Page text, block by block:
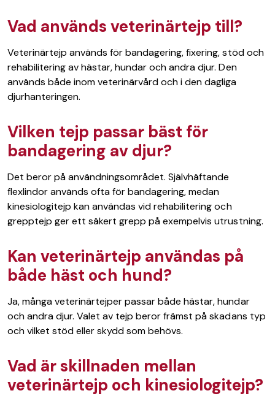
Vad används veterinärtejp till?
Veterinärtejp används för bandagering, fixering, stöd och
rehabilitering av hästar, hundar och andra djur. Den
används både inom veterinärvård och i den dagliga
djurhanteringen.
Vilken tejp passar bäst för
bandagering av djur?
Det beror på användningsområdet. Självhäftande
flexlindor används ofta för bandagering, medan
kinesiologitejp kan användas vid rehabilitering och
grepptejp ger ett säkert grepp på exempelvis utrustning.
Kan veterinärtejp användas på
både häst och hund?
Ja, många veterinärtejper passar både hästar, hundar
och andra djur. Valet av tejp beror främst på skadans typ
och vilket stöd eller skydd som behövs.
Vad är skillnaden mellan
veterinärtejp och kinesiologitejp?